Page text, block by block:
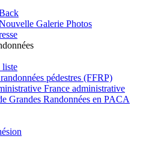
Galerie Photos
liste
pédestres (FFRP)
France administrative
Grandes Randonnées en PACA